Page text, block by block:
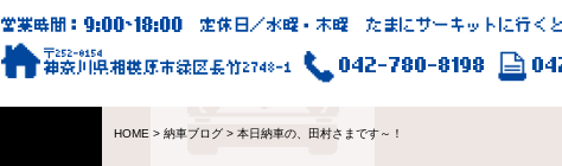
営業時間：9:00~18:00 定休日／水曜・木曜 たまにサーキットに行く
〒252-0154
神奈川県相模原市緑区長竹2748-1 042-780-8198
HOME > 納車ブログ > 本日納車の、田村さまです～！